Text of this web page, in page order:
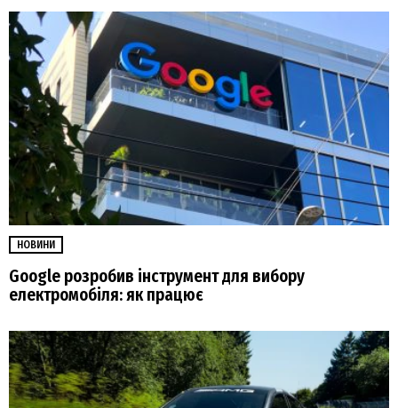
НОВИНИ
Google розробив інструмент для вибору
електромобіля: як працює